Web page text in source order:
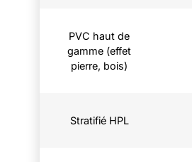
PVC haut de
gamme (effet
pierre, bois)
Stratifié HPL